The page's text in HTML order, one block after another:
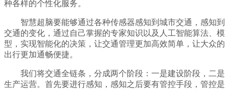
种各样的个性化服务。
智慧超脑要能够通过各种传感器感知到城市交通，感知到
交通的变化，通过自己掌握的专家知识以及人工智能算法、模
型，实现智能化的决策，让交通管理更加高效简单，让大众的
出行更加通畅便捷。
我们将交通全链条，分成两个阶段：一是建设阶段，二是
生产运营。首先要进行感知，感知之后要有管控手段，管控是